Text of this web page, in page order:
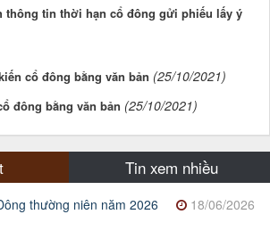
thông tin thời hạn cổ đông gửi phiếu lấy ý
cổ đông bằng văn bản (25/10/2021)
đông bằng văn bản (25/10/2021)
Tin xem nhiều
thường niên năm 2026
18/06/2026